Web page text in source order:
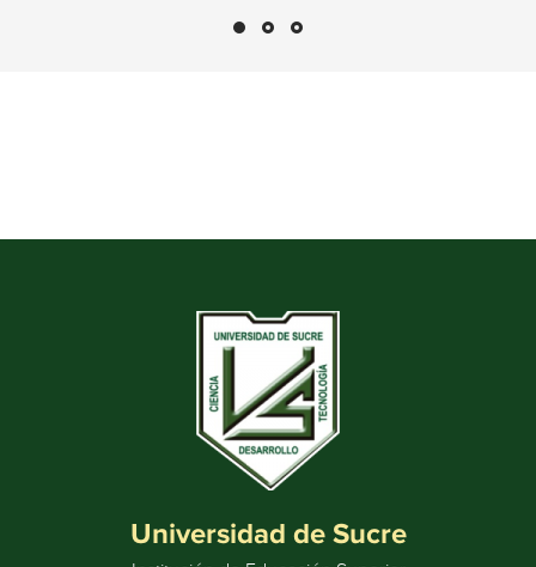
Universidad de Sucre